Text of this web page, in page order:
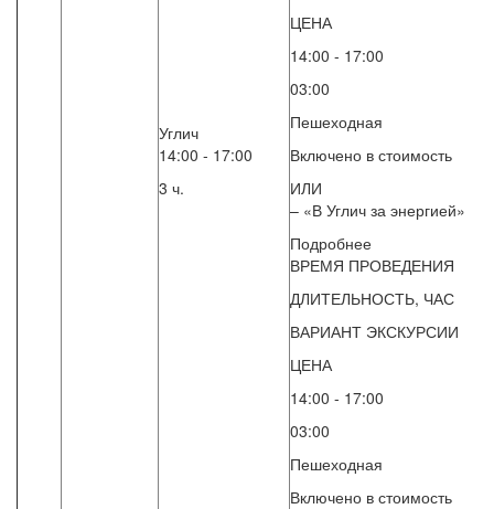
Углич
14:00 - 17:00
3 ч.
ЦЕНА
14:00 - 17:00
03:00
Пешеходная
Включено в стоимость
ИЛИ
– «В Углич за энергией»
Подробнее
ВРЕМЯ ПРОВЕДЕНИЯ
ДЛИТЕЛЬНОСТЬ, ЧАС
ВАРИАНТ ЭКСКУРСИИ
ЦЕНА
14:00 - 17:00
03:00
Пешеходная
Включено в стоимость